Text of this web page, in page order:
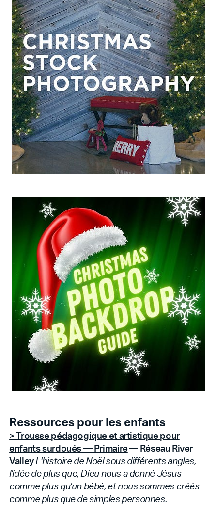
Ressources pour les enfants
> Trousse pédagogique et artistique pour
enfants surdoués — Primaire— Réseau River
ValleyL'histoire de Noël sous différents angles,
l'idée de plus que, Dieu nous a donné Jésus
comme plus qu'un bébé, et nous sommes créés
comme plus que de simples personnes.